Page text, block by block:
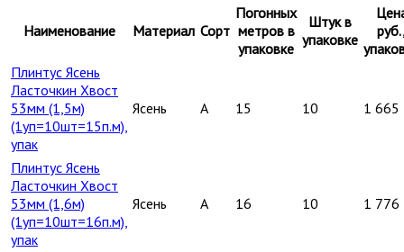
Наименование Материал Сорт
Погонных
метров в
упаковке
Штук в
упаковке
Плинтус Ясень
Ласточкин Хвост
53мм (1,5м)
(1уп=10шт=15п.м),
упак
Ясень A 15 10 1 665
Плинтус Ясень
Ласточкин Хвост
53мм (1,6м)
(1уп=10шт=16п.м),
упак
Ясень A 16 10 1 776